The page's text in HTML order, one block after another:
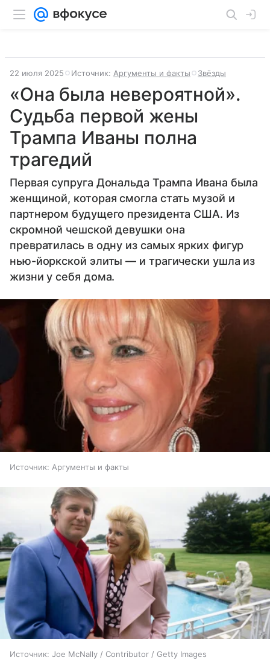
22 июля 2025 Источник: Аргументы и факты Звёзды
«Она была невероятной».
Судьба первой жены
Трампа Иваны полна
трагедий
Первая супруга Дональда Трампа Ивана была
женщиной, которая смогла стать музой и
партнером будущего президента США. Из
скромной чешской девушки она
превратилась в одну из самых ярких фигур
нью-йоркской элиты — и трагически ушла из
жизни у себя дома.
Источник: Аргументы и факты
Источник: Joe McNally / Contributor / Getty Images